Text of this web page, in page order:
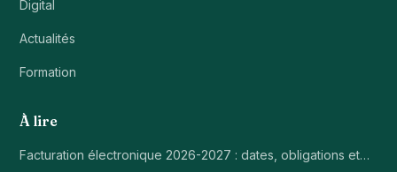
Digital
Actualités
Formation
À lire
Facturation électronique 2026-2027 : dates, obligations et…